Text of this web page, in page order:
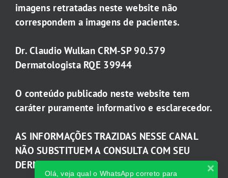
imagens retratadas neste website não
correspondem a imagens de pacientes.
Dr. Claudio Wulkan CRM-SP 90.579
Dermatologista RQE 39944
O conteúdo publicado neste website tem
caráter puramente informativo e esclarecedor.
AS INFORMAÇÕES TRAZIDAS NESSE CANAL
NÃO SUBSTITUEM A CONSULTA COM SEU
DERMATOLOGISTA.
Olá, veja qual o WhatsApp correto para